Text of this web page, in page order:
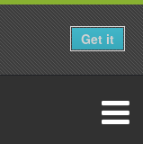
Get it